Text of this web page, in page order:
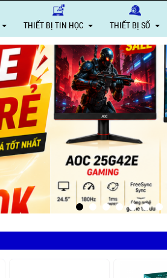
THIẾT BỊ TIN HỌC THIẾT BỊ SỐ